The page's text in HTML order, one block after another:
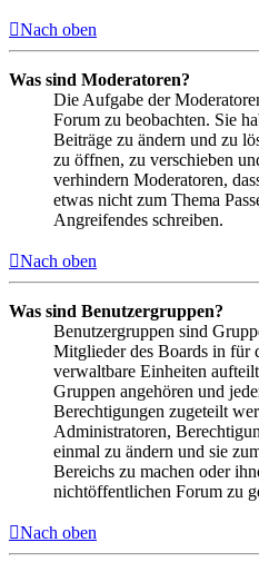
Nach oben
Was sind Moderatoren?
Die Aufgabe der
Forum zu beobachten. Sie
Beiträge zu ändern und zu
zu öffnen, zu verschieben
verhindern Moderatoren,
etwas nicht zum Thema
Angreifendes schreiben.
Nach oben
Was sind Benutzergruppen?
Benutzergruppen sind
Mitglieder des Boards in für
verwaltbare Einheiten
Gruppen angehören und
Berechtigungen zugeteilt
Administratoren,
einmal zu ändern und sie
Bereichs zu machen oder
nichtöffentlichen Forum zu
Nach oben